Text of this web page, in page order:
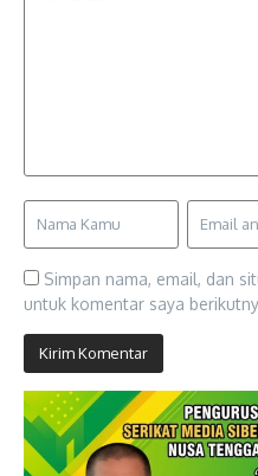
Simpan nama, email, dan
untuk komentar saya